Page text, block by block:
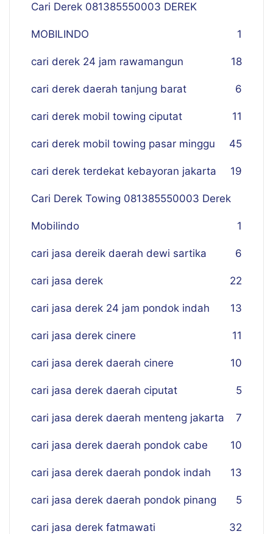
Cari Derek 081385550003 DEREK
MOBILINDO 1
cari derek 24 jam rawamangun 18
cari derek daerah tanjung barat 6
cari derek mobil towing ciputat 11
cari derek mobil towing pasar minggu 45
cari derek terdekat kebayoran jakarta 19
Cari Derek Towing 081385550003 Derek
Mobilindo 1
cari jasa dereik daerah dewi sartika 6
cari jasa derek 22
cari jasa derek 24 jam pondok indah 13
cari jasa derek cinere 11
cari jasa derek daerah cinere 10
cari jasa derek daerah ciputat 5
cari jasa derek daerah menteng jakarta 7
cari jasa derek daerah pondok cabe 10
cari jasa derek daerah pondok indah 13
cari jasa derek daerah pondok pinang 5
cari jasa derek fatmawati 32